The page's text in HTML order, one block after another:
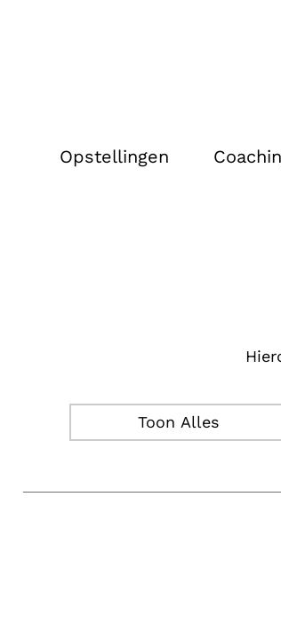
Opstellingen
Toon Alles